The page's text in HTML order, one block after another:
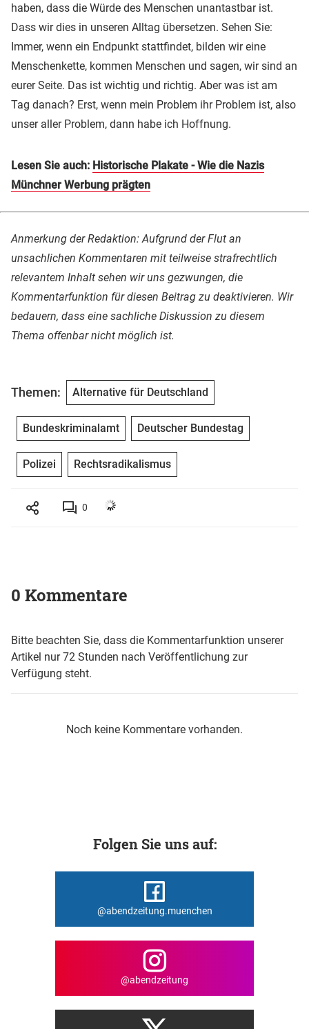
haben, dass die Würde des Menschen unantastbar ist.
Dass wir dies in unseren Alltag übersetzen. Sehen Sie:
Immer, wenn ein Endpunkt stattfindet, bilden wir eine
Menschenkette, kommen Menschen und sagen, wir sind an
eurer Seite. Das ist wichtig und richtig. Aber was ist am
Tag danach? Erst, wenn mein Problem ihr Problem ist, also
unser aller Problem, dann habe ich Hoffnung.
Lesen Sie auch: Historische Plakate - Wie die Nazis
Münchner Werbung prägten
Anmerkung der Redaktion: Aufgrund der Flut an
unsachlichen Kommentaren mit teilweise strafrechtlich
relevantem Inhalt sehen wir uns gezwungen, die
Kommentarfunktion für diesen Beitrag zu deaktivieren. Wir
bedauern, dass eine sachliche Diskussion zu diesem
Thema offenbar nicht möglich ist.
Themen: Alternative für Deutschland
Bundeskriminalamt Deutscher Bundestag
Polizei Rechtsradikalismus
0
0 Kommentare
Bitte beachten Sie, dass die Kommentarfunktion unserer
Artikel nur 72 Stunden nach Veröffentlichung zur
Verfügung steht.
Noch keine Kommentare vorhanden.
Folgen Sie uns auf:
@abendzeitung.muenchen
@abendzeitung